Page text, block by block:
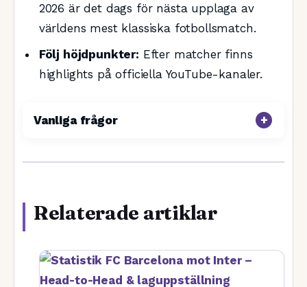
2026 är det dags för nästa upplaga av
världens mest klassiska fotbollsmatch.
Följ höjdpunkter: Efter matcher finns
highlights på officiella YouTube-kanaler.
Vanliga frågor
Relaterade artiklar